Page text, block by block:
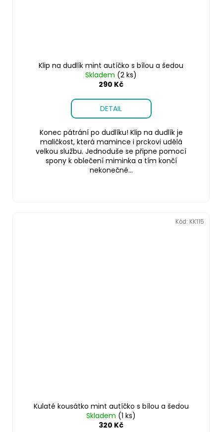
Klip na dudlík mint autíčko s bílou a šedou
Skladem (2 ks)
290 Kč
DETAIL
Konec pátrání po dudlíku! Klip na dudlík je
maličkost, která mamince i prckovi udělá
velkou službu. Jednoduše se připne pomocí
spony k oblečení miminka a tím končí
nekonečné...
Kulaté kousátko mint autíčko s bílou a šedou
Skladem (1 ks)
320 Kč
Kód: KK115